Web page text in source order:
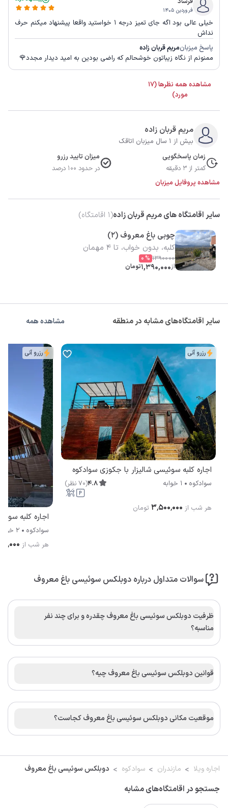
فروردین ۱۴۰۵
خیلی عالی بود اگه جای تمیز درجه ۱ خواستید واقعا پیشنهاد میکنم حرف
نداش
پاسخ میزبانمریم قربان زاده
ممنونم از نگاه زیباتون خوشحالم که راضی بودین به امید دیدار مجدد🌹
مشاهده همه نظرها (17
مورد)
مریم قربان زاده
بیش از 1 سال میزبان اتاقک
زمان پاسخگویی
کمتر از 3 دقیقه
میزان تایید رزرو
در حدود 100 درصد
مشاهده پروفایل میزبان
سایر اقامتگاه های مریم قربان زاده(
1 اقامتگاه)
چوبی باغ معروف (۲)
کلبه، بدون خواب، تا 4 مهمان
1390000
0%
از1,390,000تومان
سایر اقامتگاه‌های مشابه در منطقه مشاهده همه
رزرو آنی
اجاره کلبه سوئیسی شالیزار با جکوزی سوادکوه
سوادکوه 1 خوابه 4.8
(
70 نظر)
هر شب از ۳٬۵۰۰٬۰۰۰ تومان
رزرو آنی
سوادکوه
2 خوابه
هر شب از
سوالات متداول درباره دوبلکس سوئیسی باغ معروف
ظرفیت دوبلکس سوئیسی باغ معروف چقدره و برای چند نفر
مناسبه؟
قوانین دوبلکس سوئیسی باغ معروف چیه؟
موقعیت مکانی دوبلکس سوئیسی باغ معروف کجاست؟
اجاره ویلا مازندران سوادکوه دوبلکس سوئیسی باغ معروف
جستجو در اقامتگاه‌های مشابه